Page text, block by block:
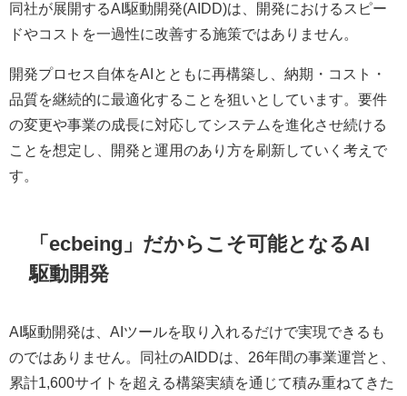
同社が展開するAI駆動開発(AIDD)は、開発におけるスピー
ドやコストを一過性に改善する施策ではありません。
開発プロセス自体をAIとともに再構築し、納期・コスト・
品質を継続的に最適化することを狙いとしています。要件
の変更や事業の成長に対応してシステムを進化させ続ける
ことを想定し、開発と運用のあり方を刷新していく考えで
す。
「ecbeing」だからこそ可能となるAI
駆動開発
AI駆動開発は、AIツールを取り入れるだけで実現できるも
のではありません。同社のAIDDは、26年間の事業運営と、
累計1,600サイトを超える構築実績を通じて積み重ねてきた